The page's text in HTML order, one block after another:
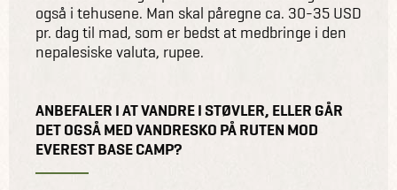
også i tehusene. Man skal påregne ca. 30-35 USD
pr. dag til mad, som er bedst at medbringe i den
nepalesiske valuta, rupee.
ANBEFALER I AT VANDRE I STØVLER, ELLER GÅR
DET OGSÅ MED VANDRESKO PÅ RUTEN MOD
EVEREST BASE CAMP?